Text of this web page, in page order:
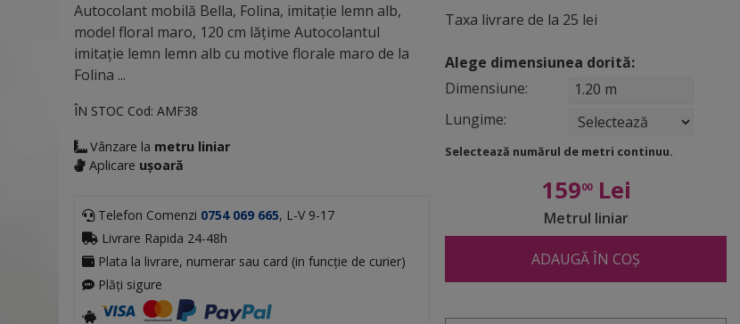
Autocolant mobilă Bella, Folina, imitaţie lemn alb,
model floral maro, 120 cm lăţime Autocolantul
imitaţie lemn lemn alb cu motive florale maro de la
Folina ...
ÎN STOC Cod: AMF38
Vânzare la metru liniar
Aplicare ușoară
Telefon Comenzi 0754 069 665, L-V 9-17
Livrare Rapida 24-48h
Plata la livrare, numerar sau card (in funcție de curier)
Plăți sigure
Taxa livrare de la 25 lei
Alege dimensiunea dorită:
Dimensiune:
1.20 m
Lungime:
Selectează numărul de metri continuu.
15900Lei
Metrul liniar
ADAUGĂ ÎN COȘ